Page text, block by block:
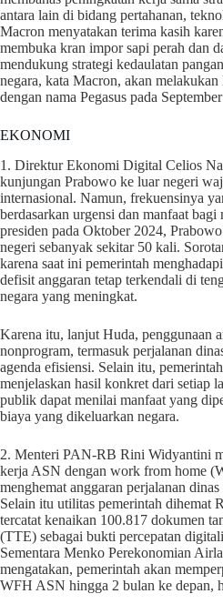
antara lain di bidang pertahanan,
Macron menyatakan terima kasih
membuka kran impor sapi perah dan
mendukung strategi kedaulatan
negara, kata Macron, akan
dengan nama Pegasus pada
EKONOMI
1. Direktur Ekonomi Digital Celios
kunjungan Prabowo ke luar negeri
internasional. Namun, frekuensinya
berdasarkan urgensi dan manfaat bagi
presiden pada Oktober 2024,
negeri sebanyak sekitar 50 kali.
karena saat ini pemerintah
defisit anggaran tetap terkendali di
negara yang meningkat.
Karena itu, lanjut Huda, penggunaan
nonprogram, termasuk perjalanan
agenda efisiensi. Selain itu,
menjelaskan hasil konkret dari setiap
publik dapat menilai manfaat yang
biaya yang dikeluarkan negara.
2. Menteri PAN-RB Rini Widyantini
kerja ASN dengan work from home
menghemat anggaran perjalanan
Selain itu utilitas pemerintah dihemat
tercatat kenaikan 100.817 dokumen
(TTE) sebagai bukti percepatan
Sementara Menko Perekonomian
mengatakan, pemerintah akan
WFH ASN hingga 2 bulan ke depan,